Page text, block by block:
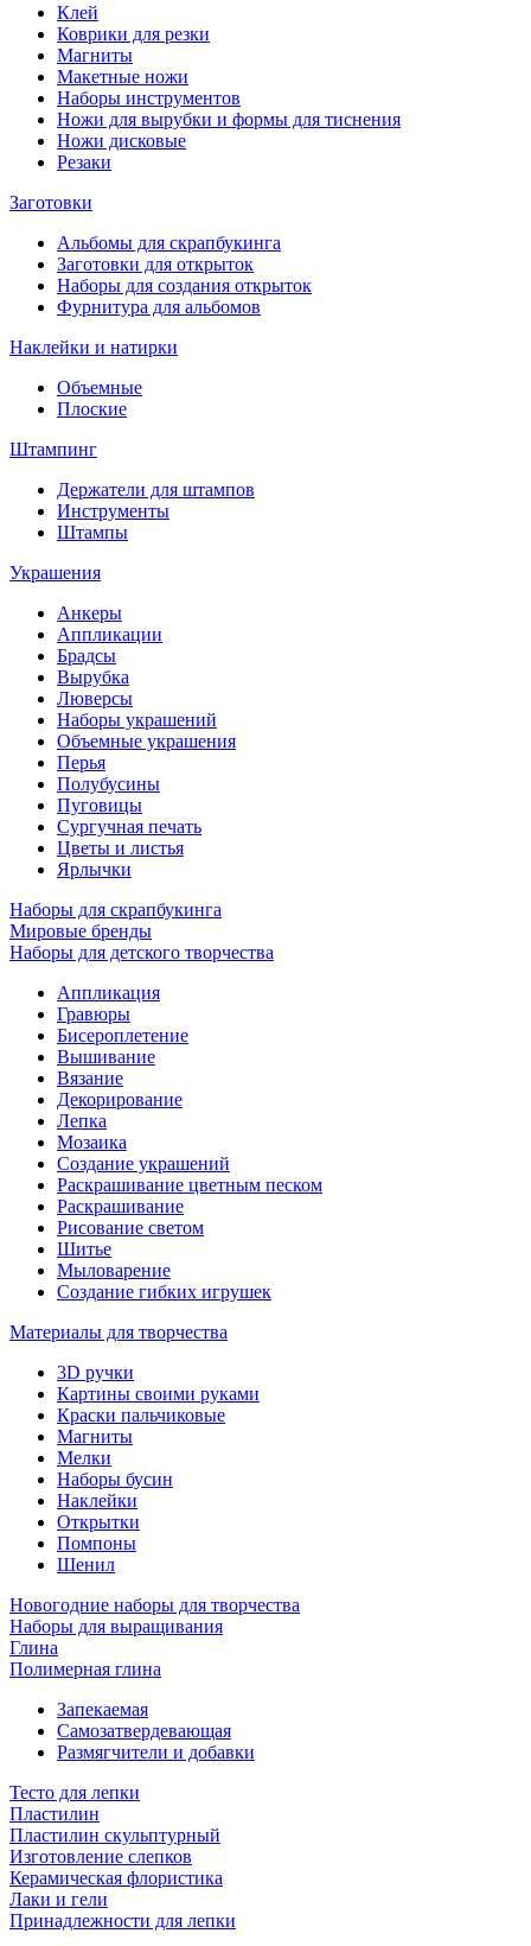
Клей
Коврики для резки
Магниты
Макетные ножи
Наборы инструментов
Ножи для вырубки и формы для тиснения
Ножи дисковые
Резаки
Заготовки
Альбомы для скрапбукинга
Заготовки для открыток
Наборы для создания открыток
Фурнитура для альбомов
Наклейки и натирки
Объемные
Плоские
Штампинг
Держатели для штампов
Инструменты
Штампы
Украшения
Анкеры
Аппликации
Брадсы
Вырубка
Люверсы
Наборы украшений
Объемные украшения
Перья
Полубусины
Пуговицы
Сургучная печать
Цветы и листья
Ярлычки
Наборы для скрапбукинга
Мировые бренды
Наборы для детского творчества
Аппликация
Гравюры
Бисероплетение
Вышивание
Вязание
Декорирование
Лепка
Мозаика
Создание украшений
Раскрашивание цветным песком
Раскрашивание
Рисование светом
Шитье
Мыловарение
Создание гибких игрушек
Материалы для творчества
3D ручки
Картины своими руками
Краски пальчиковые
Магниты
Мелки
Наборы бусин
Наклейки
Открытки
Помпоны
Шенил
Новогодние наборы для творчества
Наборы для выращивания
Глина
Полимерная глина
Запекаемая
Самозатвердевающая
Размягчители и добавки
Тесто для лепки
Пластилин
Пластилин скульптурный
Изготовление слепков
Керамическая флористика
Лаки и гели
Принадлежности для лепки